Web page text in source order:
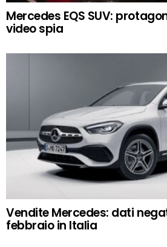
Mercedes EQS SUV:
video spia
Vendite Mercedes: dati
febbraio in Italia